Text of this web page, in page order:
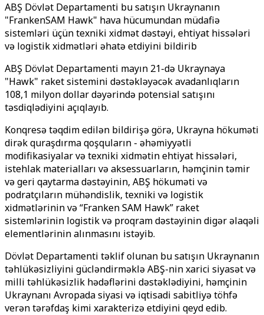
ABŞ Dövlət Departamenti bu satışın Ukraynanın
"FrankenSAM Hawk" hava hücumundan müdafiə
sistemləri üçün texniki xidmət dəstəyi, ehtiyat hissələri
və logistik xidmətləri əhatə etdiyini bildirib
ABŞ Dövlət Departamenti mayın 21-də Ukraynaya
"Hawk" raket sistemini dəstəkləyəcək avadanlıqların
108,1 milyon dollar dəyərində potensial satışını
təsdiqlədiyini açıqlayıb.
Konqresə təqdim edilən bildirişə görə, Ukrayna hökuməti
dirək quraşdırma qoşquların - əhəmiyyətli
modifikasiyalar və texniki xidmətin ehtiyat hissələri,
istehlak materialları və aksessuarların, həmçinin təmir
və geri qaytarma dəstəyinin, ABŞ hökuməti və
podratçıların mühəndislik, texniki və logistik
xidmətlərinin və “Franken SAM Hawk” raket
sistemlərinin logistik və proqram dəstəyinin digər əlaqəli
elementlərinin alınmasını istəyib.
Dövlət Departamenti təklif olunan bu satışın Ukraynanın
təhlükəsizliyini gücləndirməklə ABŞ-nin xarici siyasət və
milli təhlükəsizlik hədəflərini dəstəklədiyini, həmçinin
Ukraynanı Avropada siyasi və iqtisadi sabitliyə töhfə
verən tərəfdaş kimi xarakterizə etdiyini qeyd edib.